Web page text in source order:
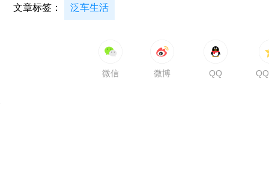
文章标签： 泛车生活
微信 微博 QQ